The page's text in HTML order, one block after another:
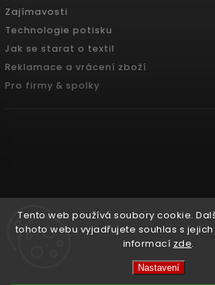
Tento web používá soubory cookie.
tohoto webu vyjadřujete souhlas s
informací zde.
Nastavení
Zajímavosti
Technologie potisku
Jak se starat o textil
Reklamace a vrácení zboží
Pro firmy & spolky
Shoptet| Design